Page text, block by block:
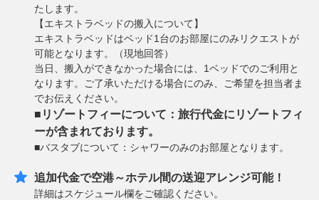
たします。
【エキストラベッドの搬入について】
エキストラベッドはベッド1台のお部屋にのみリクエストが
可能となります。（現地回答）
当日、搬入ができなかった場合には、1ベッドでのご利用と
なります。ご了承いただける場合にのみ、ご希望を担当者ま
でお伝えください。
■リゾートフィーについて：旅行代金にリゾートフィ
ーが含まれております。
■バスタブについて：シャワーのみのお部屋となります。
追加代金で空港～ホテル間の送迎アレンジ可能！
詳細はスケジュール欄をご確認ください。